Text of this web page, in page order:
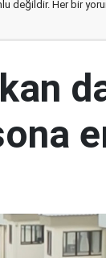
değildir. Her bir